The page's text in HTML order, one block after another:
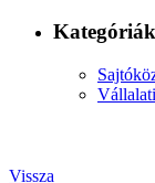
Kategóriák
Vissza